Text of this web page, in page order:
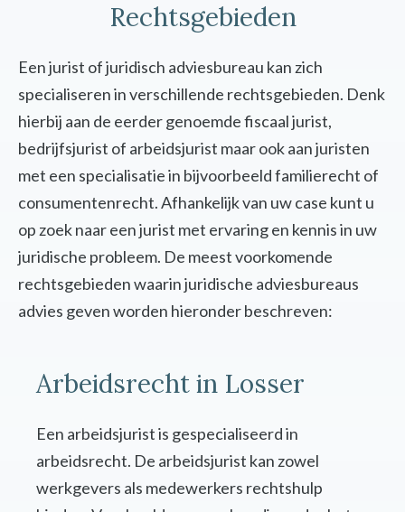
Rechtsgebieden
Een jurist of juridisch adviesbureau kan zich
specialiseren in verschillende rechtsgebieden. Denk
hierbij aan de eerder genoemde fiscaal jurist,
bedrijfsjurist of arbeidsjurist maar ook aan juristen
met een specialisatie in bijvoorbeeld familierecht of
consumentenrecht. Afhankelijk van uw case kunt u
op zoek naar een jurist met ervaring en kennis in uw
juridische probleem. De meest voorkomende
rechtsgebieden waarin juridische adviesbureaus
advies geven worden hieronder beschreven:
Arbeidsrecht in Losser
Een arbeidsjurist is gespecialiseerd in
arbeidsrecht. De arbeidsjurist kan zowel
werkgevers als medewerkers rechtshulp